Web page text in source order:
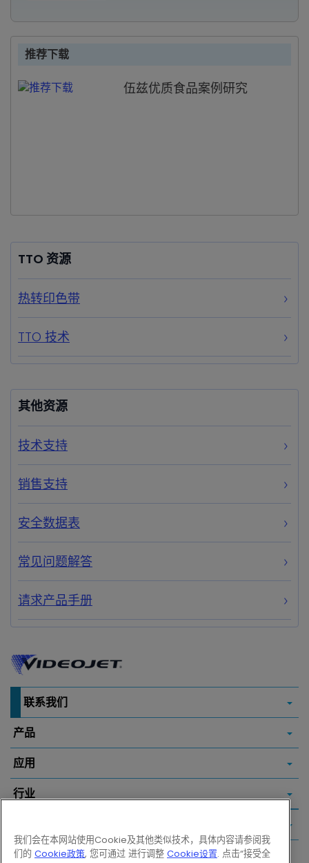
推荐下载
伍兹优质食品案例研究
TTO 资源
热转印色带
TTO 技术
其他资源
技术支持
销售支持
安全数据表
常见问题解答
请求产品手册
联系我们
产品
应用
行业
我们会在本网站使用Cookie及其他类似技术，具体内容请参阅我
们的 Cookie政策, 您可通过 进行调整 Cookie设置. 点击“接受全